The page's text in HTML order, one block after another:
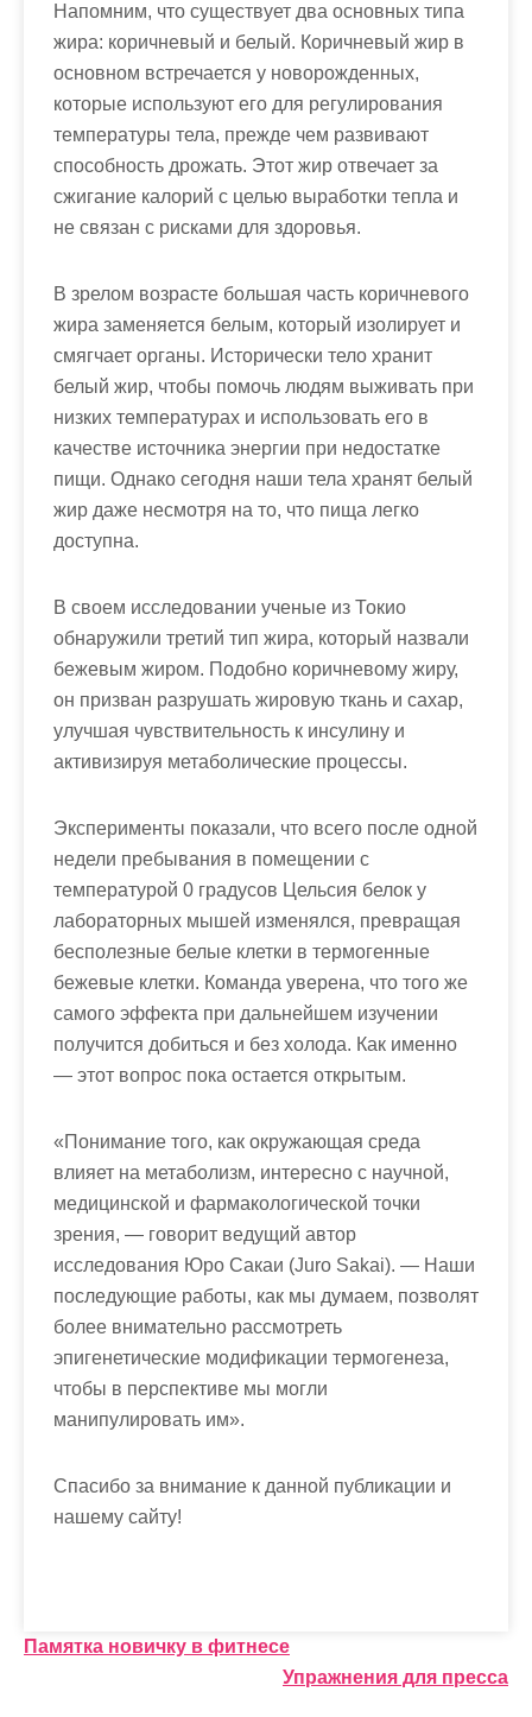
Напомним, что существует два основных типа
жира: коричневый и белый. Коричневый жир в
основном встречается у новорожденных,
которые используют его для регулирования
температуры тела, прежде чем развивают
способность дрожать. Этот жир отвечает за
сжигание калорий с целью выработки тепла и
не связан с рисками для здоровья.
В зрелом возрасте большая часть коричневого
жира заменяется белым, который изолирует и
смягчает органы. Исторически тело хранит
белый жир, чтобы помочь людям выживать при
низких температурах и использовать его в
качестве источника энергии при недостатке
пищи. Однако сегодня наши тела хранят белый
жир даже несмотря на то, что пища легко
доступна.
В своем исследовании ученые из Токио
обнаружили третий тип жира, который назвали
бежевым жиром. Подобно коричневому жиру,
он призван разрушать жировую ткань и сахар,
улучшая чувствительность к инсулину и
активизируя метаболические процессы.
Эксперименты показали, что всего после одной
недели пребывания в помещении с
температурой 0 градусов Цельсия белок у
лабораторных мышей изменялся, превращая
бесполезные белые клетки в термогенные
бежевые клетки. Команда уверена, что того же
самого эффекта при дальнейшем изучении
получится добиться и без холода. Как именно
— этот вопрос пока остается открытым.
«Понимание того, как окружающая среда
влияет на метаболизм, интересно с научной,
медицинской и фармакологической точки
зрения, — говорит ведущий автор
исследования Юро Сакаи (Juro Sakai). — Наши
последующие работы, как мы думаем, позволят
более внимательно рассмотреть
эпигенетические модификации термогенеза,
чтобы в перспективе мы могли
манипулировать им».
Спасибо за внимание к данной публикации и
нашему сайту!
Н
Памятка новичку в фитнесе
Упражнения для пресса